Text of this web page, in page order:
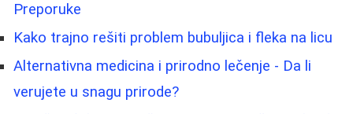
Preporuke
Kako trajno rešiti problem bubuljica i fleka na licu
Alternativna medicina i prirodno lečenje - Da li
verujete u snagu prirode?